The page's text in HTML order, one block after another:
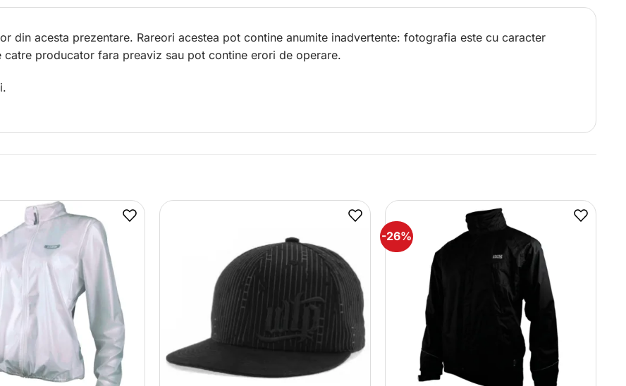
din acesta prezentare. Rareori acestea pot contine anumite inadvertente: fotografia este cu caracter
producator fara preaviz sau pot contine erori de operare.
-26%